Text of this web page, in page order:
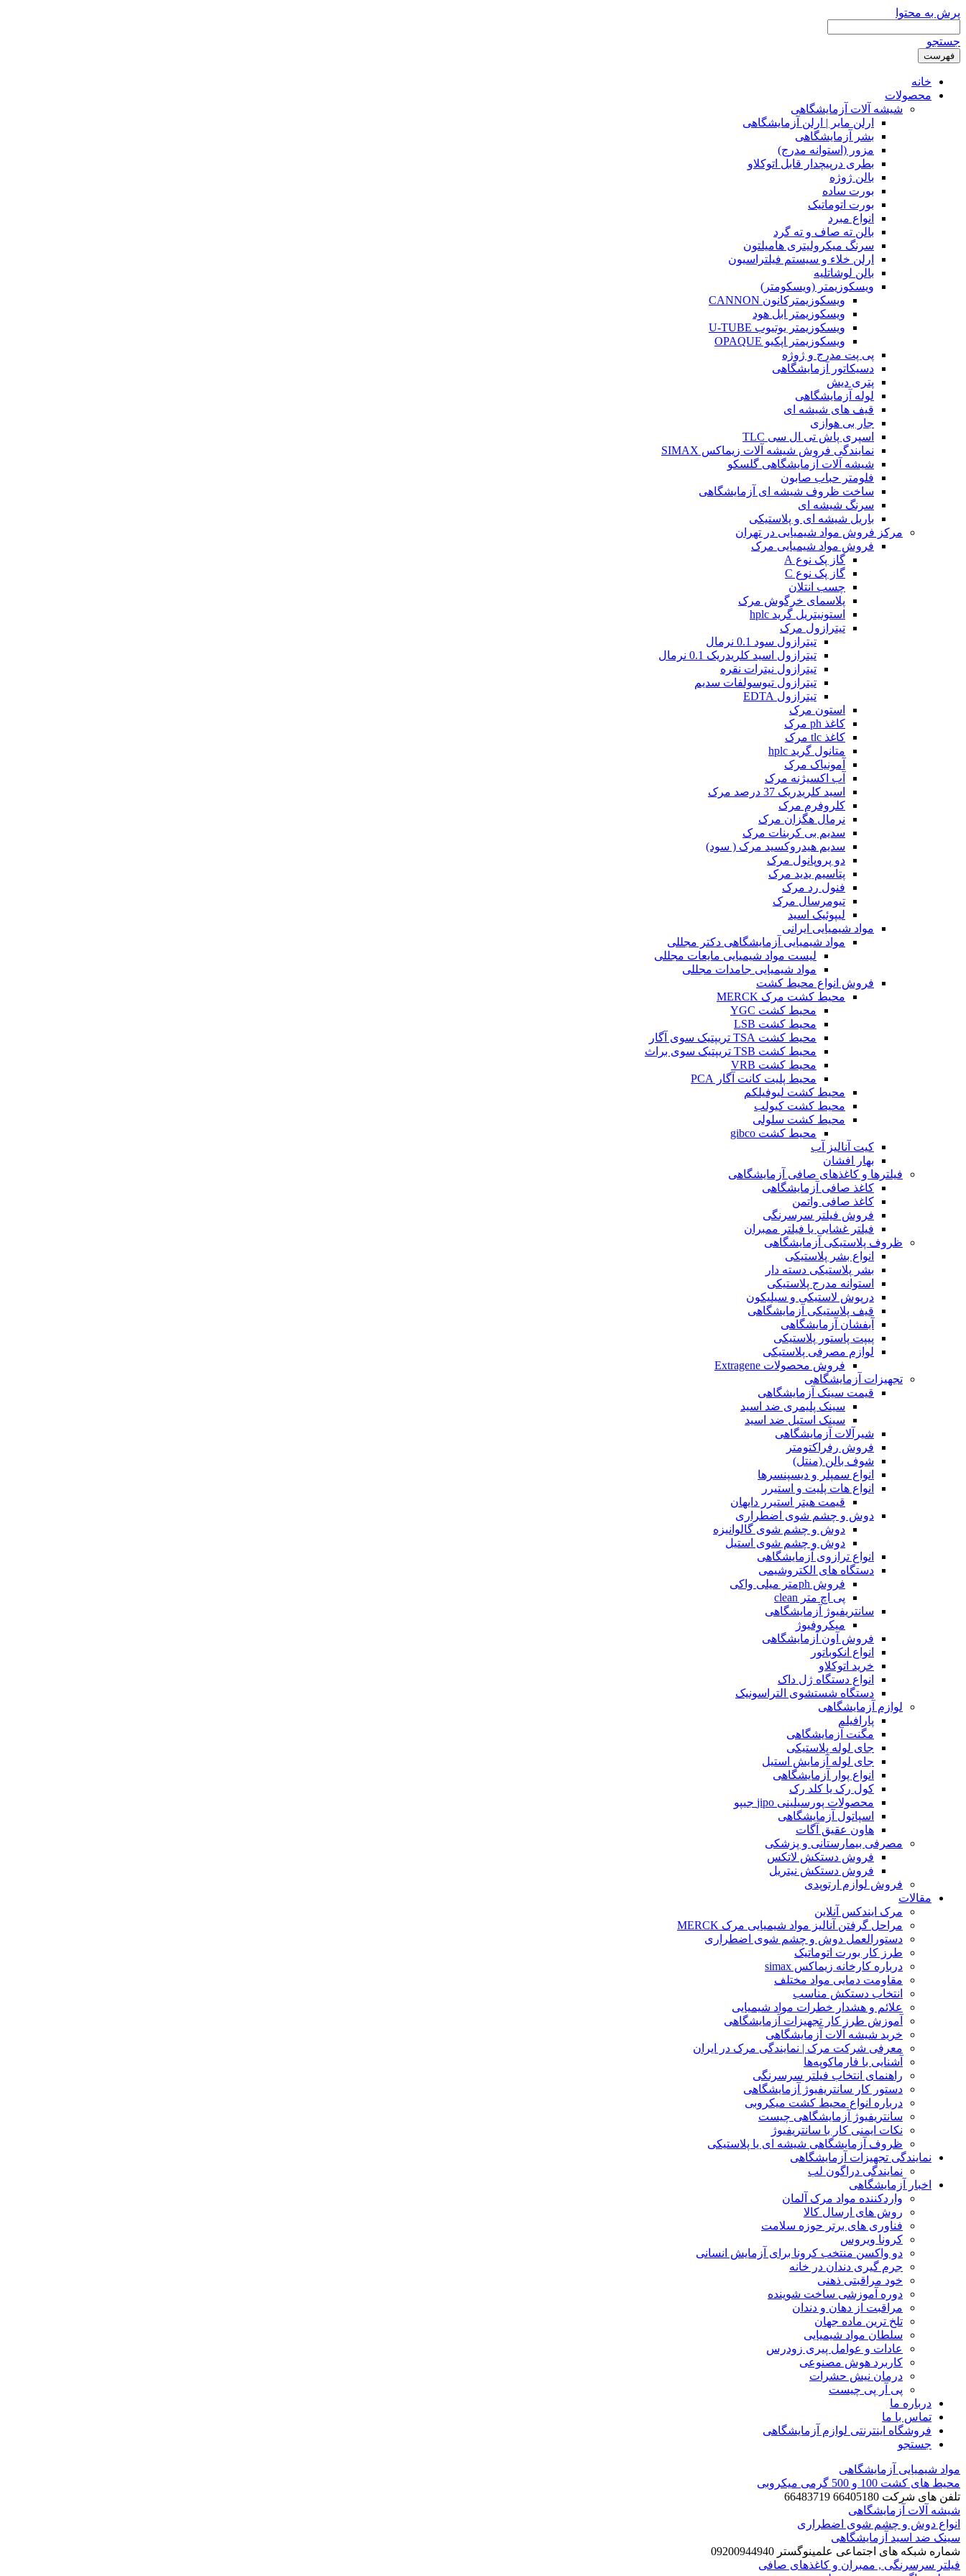
پرش به محتوا
جستجو
فهرست
خانه
محصولات
شیشه آلات آزمایشگاهی
ارلن مایر | ارلن آزمایشگاهی
بشر آزمایشگاهی
مزور (استوانه مدرج)
بطری درپیچدار قابل اتوکلاو
بالن ژوژه
بورت ساده
بورت اتوماتیک
انواع مبرد
بالن ته صاف و ته گرد
سرنگ میکرولیتری هامیلتون
ارلن خلاء و سیستم فیلتراسیون
بالن لوشاتلیه
ویسکوزیمتر (ویسکومتر)
ویسکوزیمترکانون CANNON
ویسکوزیمتر ابل هود
ویسکوزیمتر یوتیوب U-TUBE
ویسکوزیمتر اپکیو OPAQUE
پی پت مدرج و ژوژه
دسیکاتور آزمایشگاهی
پتری دیش
لوله آزمایشگاهی
قیف های شیشه ای
جار بی هوازی
اسپری پاش تی ال سی TLC
نمایندگی فروش شیشه آلات زیماکس SIMAX
شیشه آلات آزمایشگاهی گلسکو
فلومتر حباب صابون
ساخت ظروف شیشه ای آزمایشگاهی
سرنگ شیشه ای
باریل شیشه ای و پلاستیکی
مرکز فروش مواد شیمیایی در تهران
فروش مواد شیمیایی مرک
گاز پک نوع A
گاز پک نوع C
چسب انتلان
پلاسمای خرگوش مرک
استونیتریل گرید hplc
تیترازول مرک
تیترازول سود 0.1 نرمال
تیترازول اسید کلریدریک 0.1 نرمال
تیترازول نیترات نقره
تیترازول تیوسولفات سدیم
تیترازول EDTA
استون مرک
کاغذ ph مرک
کاغذ tlc مرک
متانول گرید hplc
آمونیاک مرک
آب اکسیژنه مرک
اسید کلریدریک 37 درصد مرک
کلروفرم مرک
نرمال هگزان مرک
سدیم بی کربنات مرک
سدیم هیدروکسید مرک ( سود)
دو پروپانول مرک
پتاسیم یدید مرک
فنول رد مرک
تیومرسال مرک
لیپوئیک اسید
مواد شیمیایی ایرانی
مواد شیمیایی آزمایشگاهی دکتر مجللی
لیست مواد شیمیایی مایعات مجللی
مواد شیمیایی جامدات مجللی
فروش انواع محیط کشت
محیط کشت مرک MERCK
محیط کشت YGC
محیط کشت LSB
محیط کشت TSA تریپتیک سوی آگار
محیط کشت TSB تریپتیک سوی براث
محیط کشت VRB
محیط پلیت کانت آگار PCA
محیط کشت لیوفیلکم
محیط کشت کیولب
محیط کشت سلولی
محیط کشت gibco
کیت آنالیز آب
بهار افشان
فیلترها و کاغذهای صافی آزمایشگاهی
کاغذ صافی آزمایشگاهی
کاغذ صافی واتمن
فروش فیلتر سرسرنگی
فیلتر غشایی یا فیلتر ممبران
ظروف پلاستیکی آزمایشگاهی
انواع بشر پلاستیکی
بشر پلاستیکی دسته دار
استوانه مدرج پلاستیکی
درپوش لاستیکی و سیلیکون
قیف پلاستیکی آزمایشگاهی
آبفشان آزمایشگاهی
پیپت پاستور پلاستیکی
لوازم مصرفی پلاستیکی
فروش محصولات Extragene
تجهیزات آزمایشگاهی
قیمت سینک آزمایشگاهی
سینک پلیمری ضد اسید
سینک استیل ضد اسید
شیرآلات آزمایشگاهی
فروش رفراکتومتر
شوف بالن (منتل)
انواع سمپلر و دیسپنسرها
انواع هات پلیت و استیرر
قیمت هیتر استیرر دایهان
دوش و چشم شوی اضطراری
دوش و چشم شوی گالوانیزه
دوش و چشم شوی استیل
انواع ترازوی آزمایشگاهی
دستگاه های الکتروشیمی
فروش phمتر میلی واکی
پی اچ متر clean
سانتریفیوژ آزمایشگاهی
میکروفیوژ
فروش آون آزمایشگاهی
انواع انکوباتور
خرید اتوکلاو
انواع دستگاه ژل داک
دستگاه شستشوی التراسونیک
لوازم آزمایشگاهی
پارافیلم
مگنت آزمایشگاهی
جای لوله پلاستیکی
جای لوله آزمایش استیل
انواع پوار آزمایشگاهی
کول رک یا کلد رک
محصولات پورسیلینی jipo جیپو
اسپاتول آزمایشگاهی
هاون عقیق آگات
مصرفی بیمارستانی و پزشکی
فروش دستکش لاتکس
فروش دستکش نیتریل
فروش لوازم ارتوپدی
مقالات
مرک ایندکس آنلاین
مراحل گرفتن آنالیز مواد شیمیایی مرک MERCK
دستورالعمل دوش و چشم شوی اضطراری
طرز کار بورت اتوماتیک
درباره کارخانه زیماکس simax
مقاومت دمایی مواد مختلف
انتخاب دستکش مناسب
علائم و هشدار خطرات مواد شیمیایی
آموزش طرز کار تجهیزات آزمایشگاهی
خرید شیشه آلات آزمایشگاهی
معرفی شرکت مرک | نمایندگی مرک در ایران
آشنایی با فارماکوپه‌ها
راهنمای انتخاب فیلتر سرسرنگی
دستور کار سانتریفیوژ آزمایشگاهی
درباره انواع محیط کشت میکروبی
سانتریفیوژ آزمایشگاهی چیست
نکات ایمنی کار با سانتریفیوژ
ظروف آزمایشگاهی شیشه ای یا پلاستیکی
نمایندگی تجهیزات آزمایشگاهی
نمایندگی دراگون لب
اخبار آزمایشگاهی
واردکننده مواد مرک آلمان
روش های ارسال کالا
فناوری های برتر حوزه سلامت
کرونا ویروس
دو واکسن منتخب کرونا برای آزمایش انسانی
جرم گیری دندان در خانه
خود مراقبتی ذهنی
دوره آموزشی ساخت شوینده
مراقبت از دهان و دندان
تلخ ترین ماده جهان
سلطان مواد شیمیایی
عادات و عوامل پیری زودرس
کاربرد هوش مصنوعی
درمان نیش حشرات
پی آر پی چیست
درباره ما
تماس با ما
فروشگاه اینترنتی لوازم آزمایشگاهی
جستجو
مواد شیمیایی آزمایشگاهی
محیط های کشت 100 و 500 گرمی میکروبی
تلفن های شرکت 66405180 66483719
شیشه آلات آزمایشگاهی
انواع دوش و چشم شوی اضطراری
سینک ضد اسید آزمایشگاهی
شماره شبکه های اجتماعی علمینوگستر 09200944940
فیلتر سرسرنگی , ممبران و کاغذهای صافی